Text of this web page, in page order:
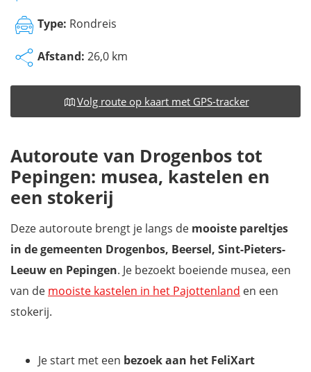
Type: Rondreis
Afstand: 26,0 km
Volg route op kaart met GPS-tracker
Autoroute van Drogenbos tot
Pepingen: musea, kastelen en
een stokerij
Deze autoroute brengt je langs de mooiste pareltjes
in de gemeenten Drogenbos, Beersel, Sint-Pieters-
Leeuw en Pepingen. Je bezoekt boeiende musea, een
van de mooiste kastelen in het Pajottenland en een
stokerij.
Je start met een bezoek aan het FeliXart